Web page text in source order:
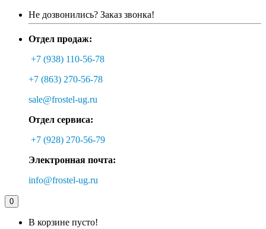
Не дозвонились? Заказ звонка!
Отдел продаж:
+7 (938) 110-56-78
+7 (863) 270-56-78
sale@frostel-ug.ru
Отдел сервиса:
+7 (928) 270-56-79
Электронная почта:
info@frostel-ug.ru
0
В корзине пусто!